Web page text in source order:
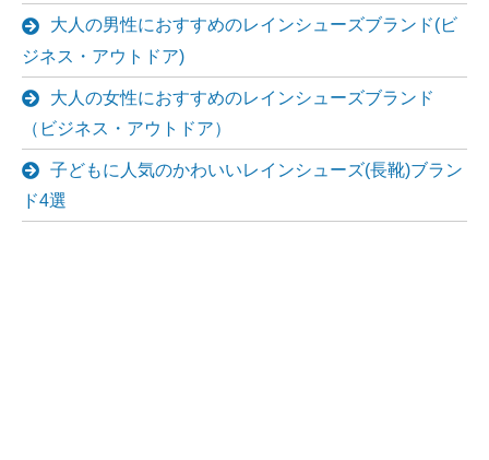
大人の男性におすすめのレインシューズブランド(ビ
ジネス・アウトドア)
大人の女性におすすめのレインシューズブランド
（ビジネス・アウトドア）
子どもに人気のかわいいレインシューズ(長靴)ブラン
ド4選